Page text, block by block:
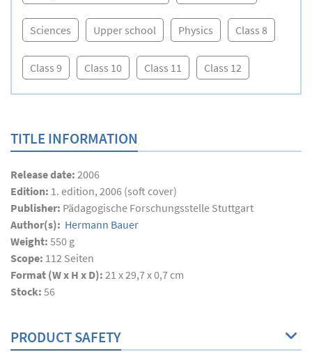
Sciences Upper school Physics Class 8
Class 9 Class 10 Class 11 Class 12
TITLE INFORMATION
Release date: 2006
Edition: 1. edition, 2006 (soft cover)
Publisher: Pädagogische Forschungsstelle Stuttgart
Author(s): Hermann Bauer
Weight: 550 g
Scope: 112 Seiten
Format (W x H x D): 21 x 29,7 x 0,7 cm
Stock: 56
PRODUCT SAFETY